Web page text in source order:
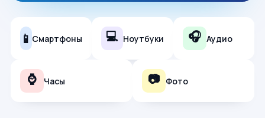
📱 Смартфоны 💻 Ноутбуки 🎧 Аудио
⌚ Часы 📷 Фото